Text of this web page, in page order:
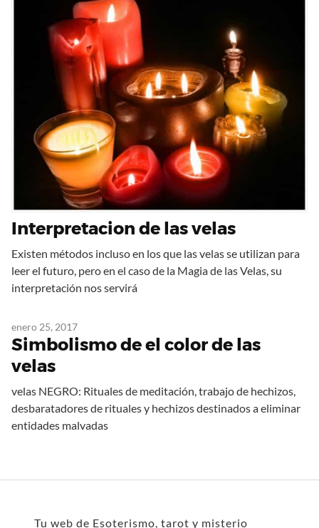
Interpretacion de las velas
Existen métodos incluso en los que las velas se utilizan para
leer el futuro, pero en el caso de la Magia de las Velas, su
interpretación nos servirá
enero 25, 2017
Simbolismo de el color de las
velas
velas NEGRO: Rituales de meditación, trabajo de hechizos,
desbaratadores de rituales y hechizos destinados a eliminar
entidades malvadas
Tu web de Esoterismo, tarot y misterio